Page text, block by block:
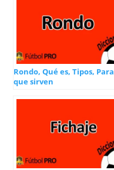
Rondo, Qué es, Tipos, Para
que sirven